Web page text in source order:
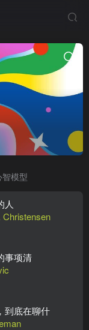
智模型
人
Christensen
事项清
到底在聊什